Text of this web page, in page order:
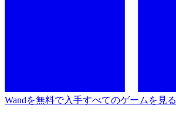
Wandを無料で入手すべてのゲームを見る